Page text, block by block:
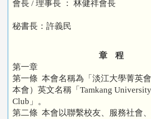
會長 / 理事長 ： 林健祥會長
秘書長：許義民
章 程
第一章
第一條 本會名稱為「淡江大學菁英
本會）英文名稱「Tamkang
Club」。
第二條 本會以聯繫校友、服務社會